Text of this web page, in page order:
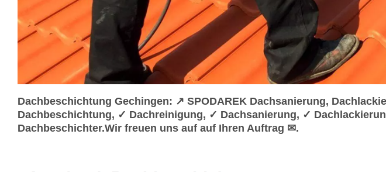
Dachbeschichtung Gechingen: ↗️ SPODAREK Dachsanierung,
Dachbeschichtung, ✓ Dachreinigung, ✓ Dachsanierung, ✓
Dachbeschichter.Wir freuen uns auf auf Ihren Auftrag ✉.